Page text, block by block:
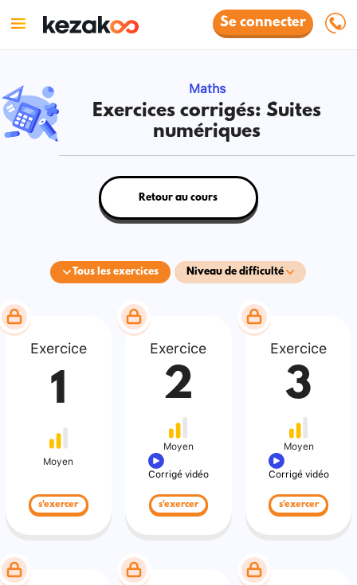
Se connecter
Maths
Exercices corrigés: Suites
numériques
Tous les exercices Niveau de difficulté
Retour au cours
Exercice
1
Moyen
s'exercer
Exercice
2
Moyen
Corrigé vidéo
s'exercer
Exercice
3
Moyen
Corrigé vidéo
s'exercer